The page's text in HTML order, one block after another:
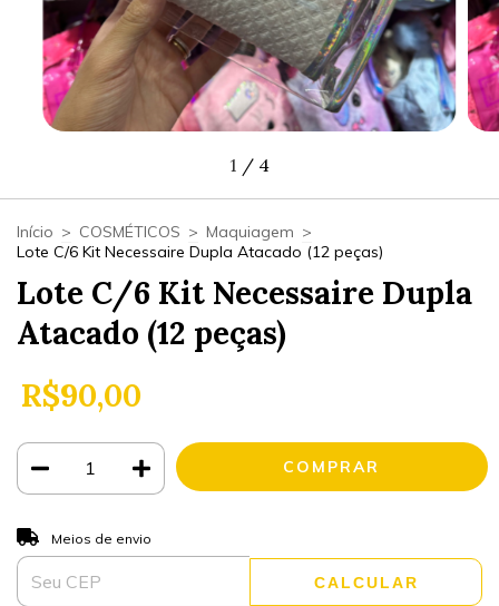
1 / 4
Início > COSMÉTICOS > Maquiagem >
Lote C/6 Kit Necessaire Dupla Atacado (12 peças)
Lote C/6 Kit Necessaire Dupla
Atacado (12 peças)
R$90,00
Entregas para o CEP:
Meios de envio
CALCULAR